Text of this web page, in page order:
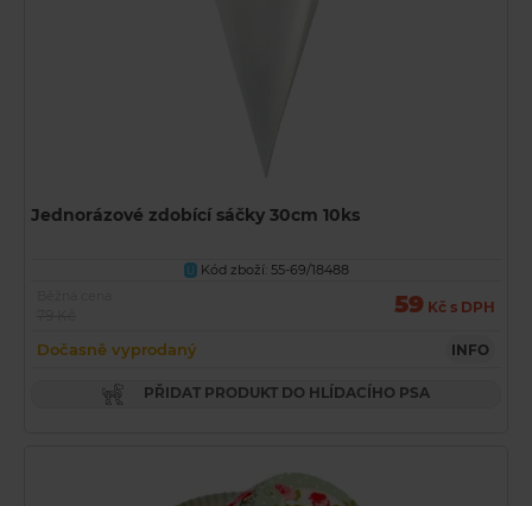
Jednorázové zdobící sáčky 30cm 10ks
U Kód zboží: 55-69/18488
59 Kč s DPH
Dočasně vyprodaný INFO
PŘIDAT PRODUKT DO HLÍDACÍHO PSA